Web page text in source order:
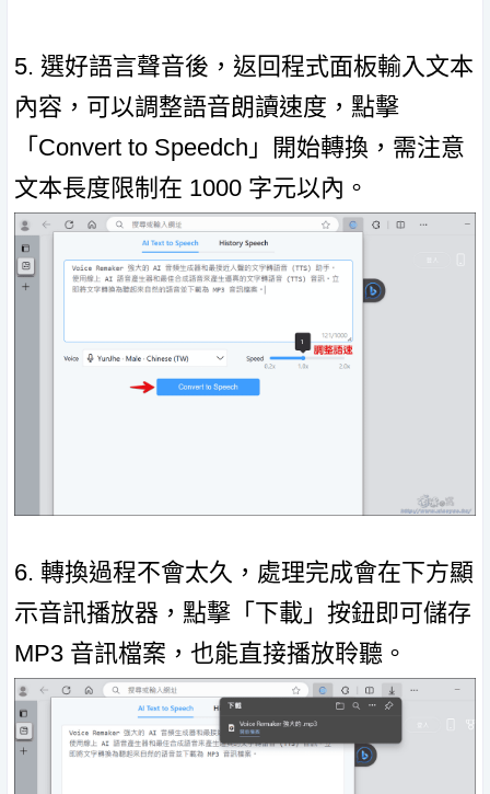
5. 選好語言聲音後，返回程式面板輸入文本
內容，可以調整語音朗讀速度，點擊
「Convert to Speedch」開始轉換，需注意
文本長度限制在 1000 字元以內。
6. 轉換過程不會太久，處理完成會在下方顯
示音訊播放器，點擊「下載」按鈕即可儲存
MP3 音訊檔案，也能直接播放聆聽。